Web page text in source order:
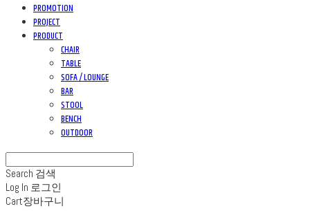
PROMOTION
PROJECT
PRODUCT
CHAIR
TABLE
SOFA / LOUNGE
BAR
STOOL
BENCH
OUTDOOR
Search 검색
Log In 로그인
Cart장바구니